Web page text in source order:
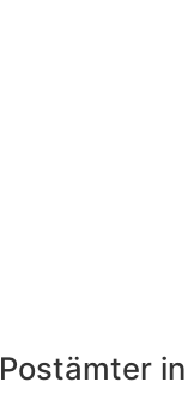
Postämter in